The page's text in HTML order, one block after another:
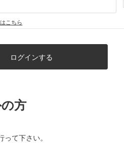
こちら
方
て下さい。